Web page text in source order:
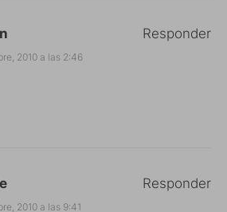
2010 a las 2:46
Responder
2010 a las 9:41
Responder